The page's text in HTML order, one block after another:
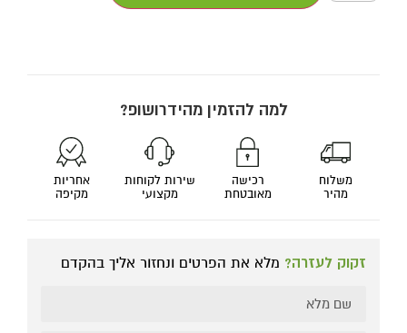
למה להזמין מהידרושופ?
משלוח
מהיר
רכישה
מאובטחת
שירות לקוחות
מקצועי
אחריות
מקיפה
זקוק לעזרה? מלא את הפרטים ונחזור אליך בהקדם